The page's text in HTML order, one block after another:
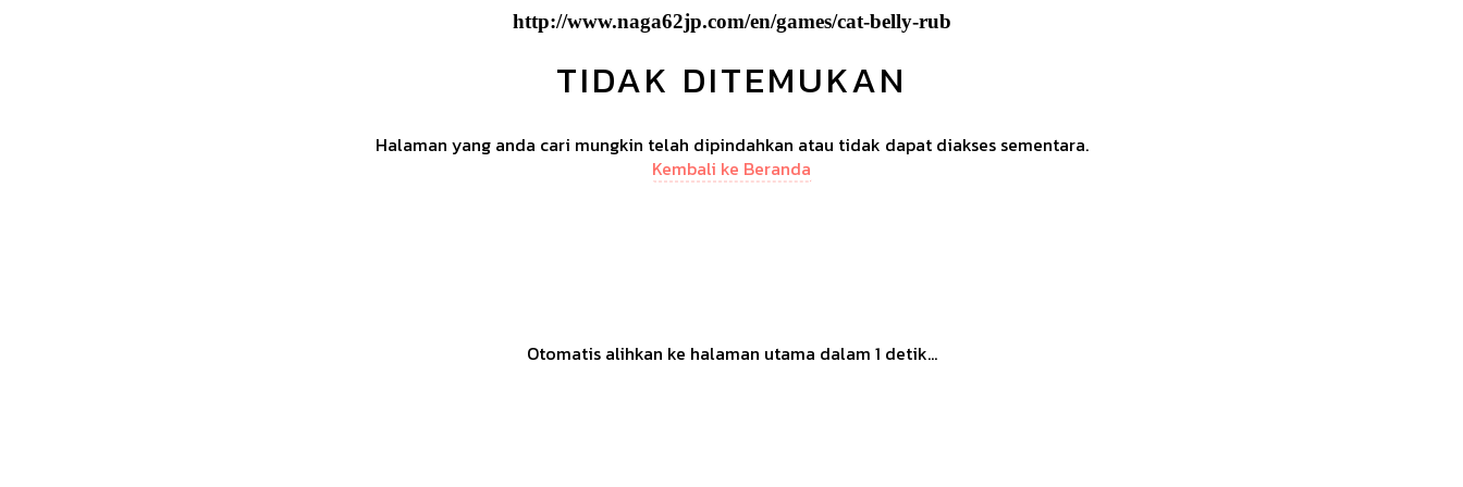
http://www.naga62jp.com/en/games/cat-belly-rub
TIDAK DITEMUKAN
Halaman yang anda cari mungkin telah dipindahkan atau tidak dapat diakses sementara.
Kembali ke Beranda
Otomatis alihkan ke halaman utama dalam 1 detik...